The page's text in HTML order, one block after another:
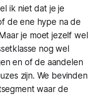
ik niet dat je je
de ene hype na de
je moet jezelf wel
nog wel
en of de aandelen
zijn. We bevinden
waar de